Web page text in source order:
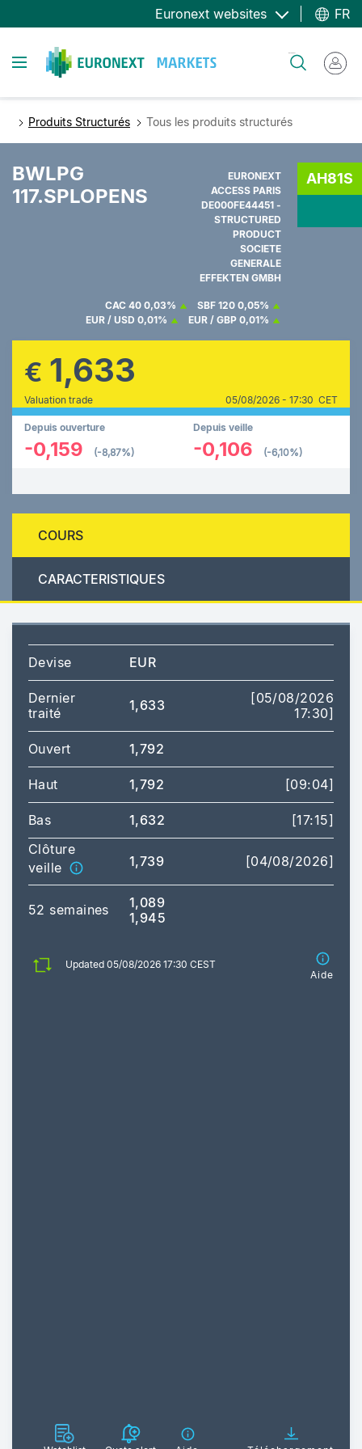
au
principal
Euronext websites FR
Toggle navigation
Produits Structurés Tous les produits structurés
BWLPG
117.SPLOPENS
EURONEXT
ACCESS PARIS
DE000FE44451 -
STRUCTURED
PRODUCT
SOCIETE
GENERALE
EFFEKTEN GMBH
AH81S
CAC 40 0,03% SBF 120 0,05%
EUR / USD 0,01% EUR / GBP 0,01%
€ 1,633
Valuation trade 05/08/2026 - 17:30 CET
Depuis ouverture
-0,159 (-8,87%)
Depuis veille
-0,106 (-6,10%)
COURS
CARACTERISTIQUES
Devise EUR
Dernier
traité
1,633
[05/08/2026
17:30]
Ouvert 1,792
Haut 1,792 [09:04]
Bas 1,632
[17:15]
Clôture
veille
1,739 [04/08/2026]
52 semaines
1,089
1,945
Updated 05/08/2026 17:30 CEST
Aide